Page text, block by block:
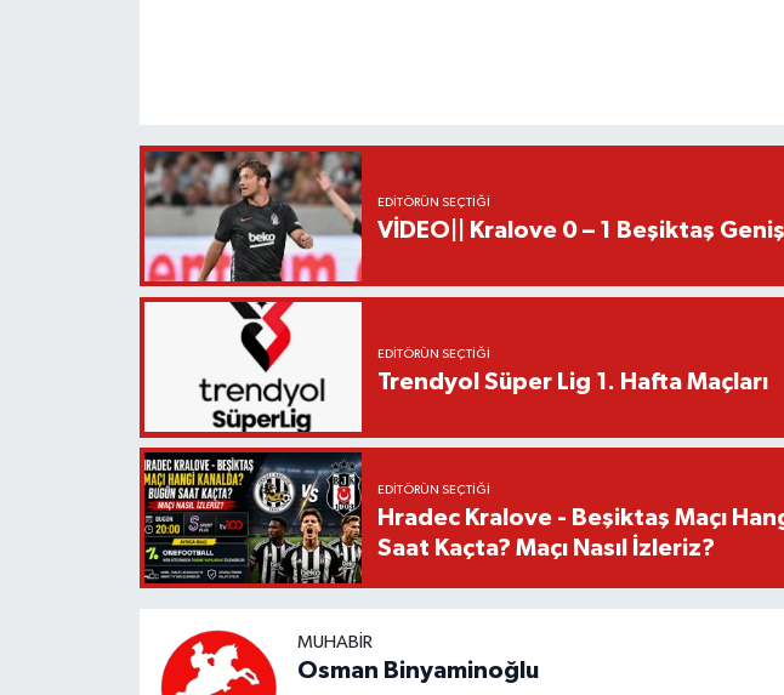
EDITÖRÜN SEÇTIĞI
VİDEO|| Kralove 0 – 1 Beşiktaş
EDITÖRÜN SEÇTIĞI
Trendyol Süper Lig 1. Hafta Maçları
EDITÖRÜN SEÇTIĞI
Hradec Kralove - Beşiktaş Maçı
Saat Kaçta? Maçı Nasıl İzleriz?
MUHABIR
Osman Binyaminoğlu